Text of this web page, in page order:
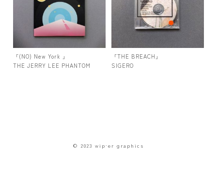
「(NO) New York 」
THE JERRY LEE PHANTOM
「THE BREACH」
SIGERO
© 2023 wip·er graphics